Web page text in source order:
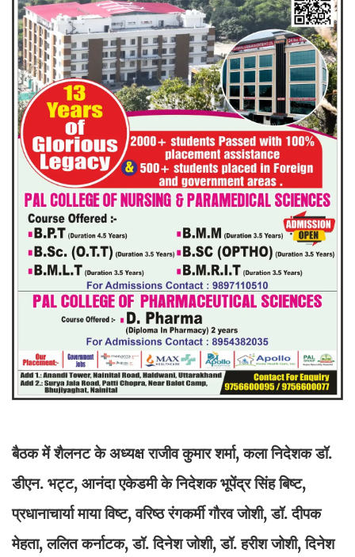
बैठक में शैलनट के अध्यक्ष राजीव कुमार शर्मा, कला निदेशक डॉ.
डीएन. भट्ट, आनंदा एकेडमी के निदेशक भूपेंद्र सिंह बिष्ट,
प्रधानाचार्या माया विष्ट, वरिष्ठ रंगकर्मी गौरव जोशी, डॉ. दीपक
मेहता, ललित कर्नाटक, डॉ. दिनेश जोशी, डॉ. हरीश जोशी, दिनेश